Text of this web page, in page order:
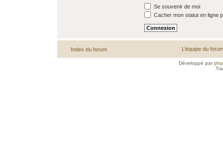
Se souvenir de moi
Cacher mon statut en ligne
Index du forum L’équipe du
Développé par